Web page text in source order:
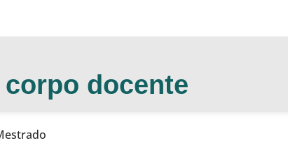
docente